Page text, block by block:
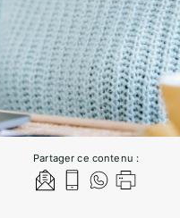
Partager ce contenu :